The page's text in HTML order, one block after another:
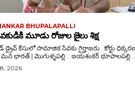
BHUPALAPALLI
మూడు రోజుల జైలు శిక్ష
కేసులో సామాజిక సేవకు గైర్హాజరు.. కోర్టు ధిక్కరణగా
పరిగణన మన భారత్ | మొగుళ్ళపల్లి : జయశంకర్ భూపాలపల్లి...
2026